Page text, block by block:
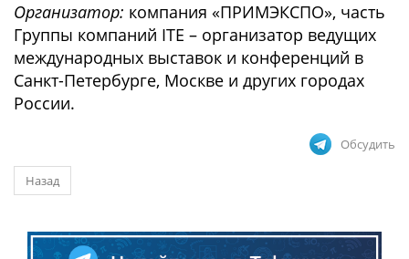
Организатор: компания «ПРИМЭКСПО», часть
Группы компаний ITE – организатор ведущих
международных выставок и конференций в
Санкт-Петербурге, Москве и других городах
России.
Обсудить
Назад